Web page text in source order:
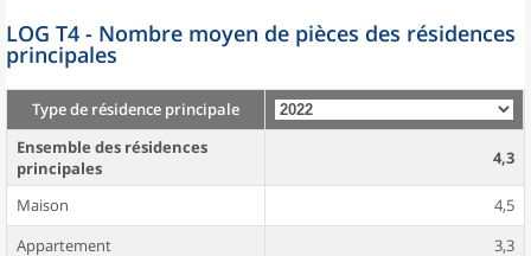
LOG T4 - Nombre moyen de pièces des résidences
principales
Type de résidence principale
Ensemble des résidences
principales
4,3
Maison
4,5
Appartement
3,3